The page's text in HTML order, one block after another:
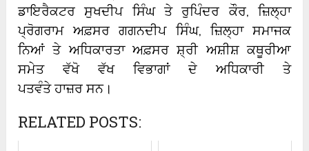
ਡਾਇਰੈਕਟਰ ਸੁਖਦੀਪ ਸਿੰਘ ਤੇ ਰੁਪਿੰਦਰ ਕੌਰ, ਜ਼ਿਲ੍ਹਾ
ਪ੍ਰੋਗਰਾਮ ਅਫ਼ਸਰ ਗਗਨਦੀਪ ਸਿੰਘ, ਜ਼ਿਲ੍ਹਾ ਸਮਾਜਕ
ਨਿਆਂ ਤੇ ਅਧਿਕਾਰਤਾ ਅਫ਼ਸਰ ਸ਼੍ਰੀ ਅਸ਼ੀਸ਼ ਕਥੂਰੀਆ
ਸਮੇਤ ਵੱਖੋ ਵੱਖ ਵਿਭਾਗਾਂ ਦੇ ਅਧਿਕਾਰੀ ਤੇ
ਪਤਵੰਤੇ ਹਾਜ਼ਰ ਸਨ।
RELATED POSTS: